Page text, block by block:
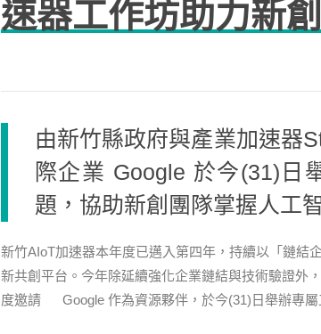
速器工作坊助力新
由新竹縣政府與產業加速器
際企業 Google 於今(31)日
題，協助新創團隊掌握人工
新竹AIoT加速器本年度已邁入第四年，持續以「鏈結
新共創平台。今年除延續強化企業鏈結與技術驗證外
度邀請 Google 作為資源夥伴，於今(31)日舉辦專屬